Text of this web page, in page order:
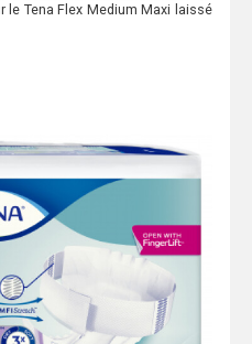
le Tena Flex Medium Maxi laissé